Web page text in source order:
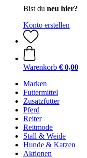
Bist du neu hier?
Konto erstellen
Warenkorb € 0,00
Marken
Futtermittel
Zusatzfutter
Pferd
Reiter
Reitmode
Stall & Weide
Hunde & Katzen
Aktionen